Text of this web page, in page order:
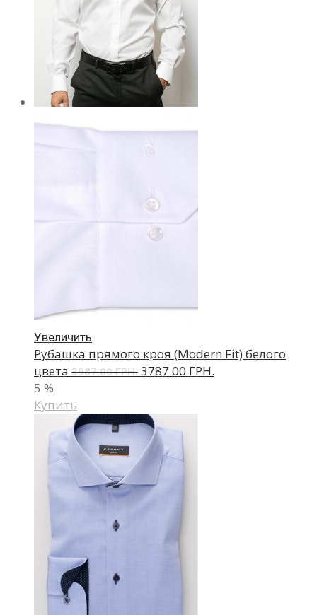
Увеличить
Рубашка прямого кроя (Modern Fit) белого
цвета 3987.00 ГРН. 3787.00 ГРН.
5 %
Купить